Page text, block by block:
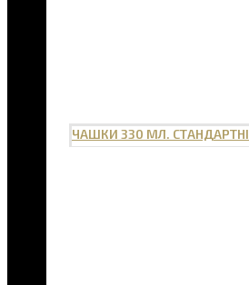
ЧАШКИ 330 МЛ. СТАНДАРТНІ